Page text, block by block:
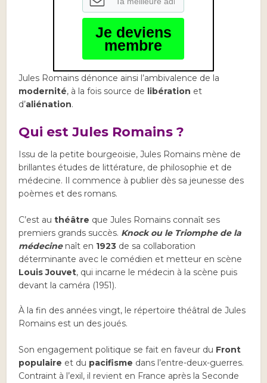
Je deviens
membre
Jules Romains dénonce ainsi l’ambivalence de la
modernité, à la fois source de libération et
d’aliénation.
Qui est Jules Romains ?
Issu de la petite bourgeoisie, Jules Romains mène de
brillantes études de littérature, de philosophie et de
médecine. Il commence à publier dès sa jeunesse des
poèmes et des romans.
C’est authéâtre que Jules Romains connaît ses
premiers grands succès. Knock ou le Triomphe de la
médecinenaît en 1923 de sa collaboration
déterminante avec le comédien et metteur en scène
Louis Jouvet, qui incarne le médecin à la scène puis
devant la caméra (1951).
À la fin des années vingt, le répertoire théâtral de Jules
Romains est un des joués.
Son engagement politique se fait en faveur du Front
populaire et du pacifisme dans l’entre-deux-guerres.
Contraint à l’exil, il revient en France après la Seconde